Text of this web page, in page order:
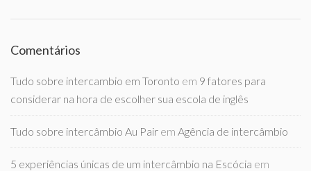
Comentários
Tudo sobre intercambio em Toronto em 9 fatores para
considerar na hora de escolher sua escola de inglês
Tudo sobre intercâmbio Au Pair em Agência de intercâmbio
5 experiências únicas de um intercâmbio na Escócia em